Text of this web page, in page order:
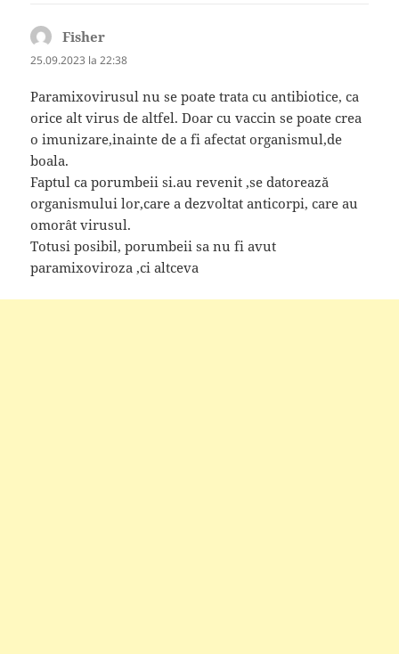
Fisher
25.09.2023 la 22:38
Paramixovirusul nu se poate trata cu antibiotice, ca
orice alt virus de altfel. Doar cu vaccin se poate crea
o imunizare,inainte de a fi afectat organismul,de
boala.
Faptul ca porumbeii si.au revenit ,se datorează
organismului lor,care a dezvoltat anticorpi, care au
omorât virusul.
Totusi posibil, porumbeii sa nu fi avut
paramixoviroza ,ci altceva